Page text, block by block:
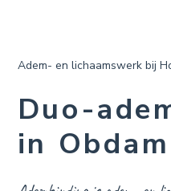
Adem- en lichaamswerk bij
Duo-
in Obdam